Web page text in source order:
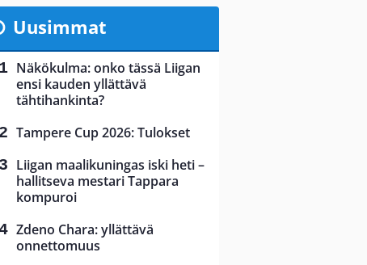
Uusimmat
Näkökulma: onko tässä Liigan
ensi kauden yllättävä
tähtihankinta?
Tampere Cup 2026: Tulokset
Liigan maalikuningas iski heti –
hallitseva mestari Tappara
kompuroi
Zdeno Chara: yllättävä
onnettomuus